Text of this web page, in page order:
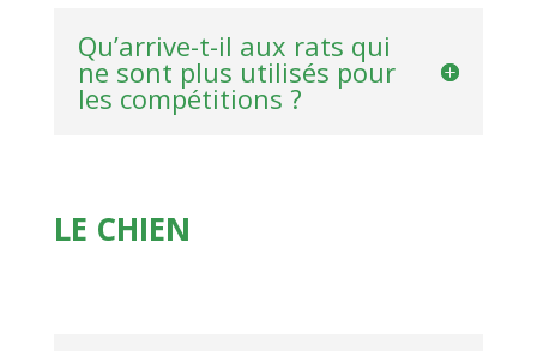
Qu’arrive-t-il aux rats qui
ne sont plus utilisés pour
les compétitions ?
LE CHIEN